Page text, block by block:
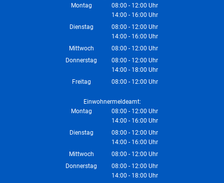
Montag
08:00 - 12:00 Uhr
Von 08:00 bis 12:00 Uhr
14:00 - 16:00 Uhr
Von 14:00 bis 16:00 Uhr
Dienstag 08:00 - 12:00 Uhr
Von 08:00 bis 12:00 Uhr
14:00 - 16:00 Uhr
Von 14:00 bis 16:00 Uhr
Mittwoch 08:00 - 12:00 Uhr
Von 08:00 bis 12:00 Uhr
Donnerstag 08:00 - 12:00 Uhr
Von 08:00 bis 12:00 Uhr
14:00 - 18:00 Uhr
Von 14:00 bis 18:00 Uhr
Freitag 08:00 - 12:00 Uhr
Einwohnermeldeamt:
Montag
08:00 - 12:00 Uhr
Von 08:00 bis 12:00 Uhr
14:00 - 16:00 Uhr
Von 14:00 bis 16:00 Uhr
Dienstag 08:00 - 12:00 Uhr
Von 08:00 bis 12:00 Uhr
14:00 - 16:00 Uhr
Von 14:00 bis 16:00 Uhr
Mittwoch 08:00 - 12:00 Uhr
Von 08:00 bis 12:00 Uhr
Donnerstag 08:00 - 12:00 Uhr
Von 08:00 bis 12:00 Uhr
14:00 - 18:00 Uhr